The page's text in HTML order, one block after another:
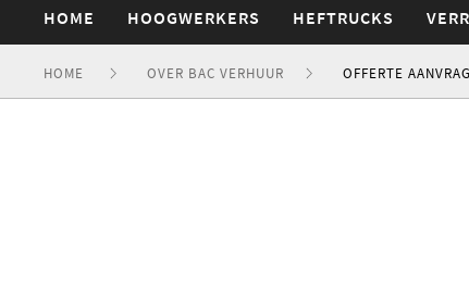
HOME HOOGWERKERS HEFTRUCKS
HOME OVER BAC VERHUUR OFFERTE